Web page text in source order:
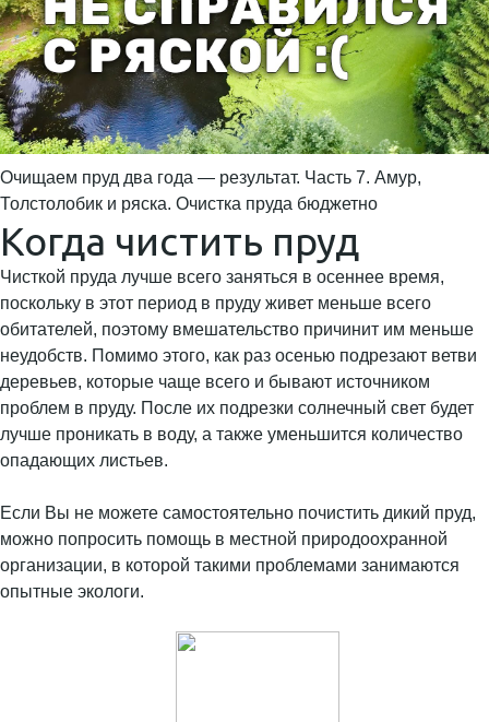
Очищаем пруд два года — результат. Часть 7. Амур,
Толстолобик и ряска. Очистка пруда бюджетно
Когда чистить пруд
Чисткой пруда лучше всего заняться в осеннее время,
поскольку в этот период в пруду живет меньше всего
обитателей, поэтому вмешательство причинит им меньше
неудобств. Помимо этого, как раз осенью подрезают ветви
деревьев, которые чаще всего и бывают источником
проблем в пруду. После их подрезки солнечный свет будет
лучше проникать в воду, а также уменьшится количество
опадающих листьев.
Если Вы не можете самостоятельно почистить дикий пруд,
можно попросить помощь в местной природоохранной
организации, в которой такими проблемами занимаются
опытные экологи.